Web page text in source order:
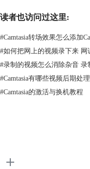
提高我们的工作效率。（提
读者也访问过这里:
#Camtasia转场效果怎么添加
#如何把网上的视频录下来
#录制的视频怎么消除杂音
#Camtasia有哪些视频后期处
#Camtasia的激活与换机教程